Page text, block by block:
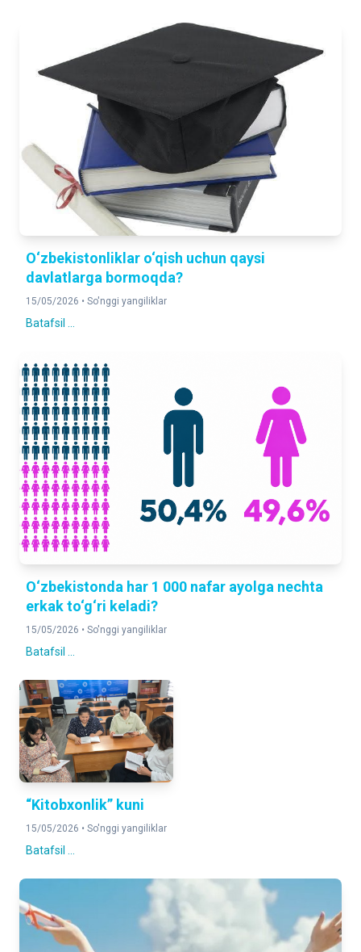
O‘zbekistonliklar o‘qish uchun qaysi
davlatlarga bormoqda?
15/05/2026 • So'nggi yangiliklar
Batafsil ...
O‘zbekistonda har 1 000 nafar ayolga nechta
erkak to‘g‘ri keladi?
15/05/2026 • So'nggi yangiliklar
Batafsil ...
“Kitobxonlik” kuni
15/05/2026 • So'nggi yangiliklar
Batafsil ...